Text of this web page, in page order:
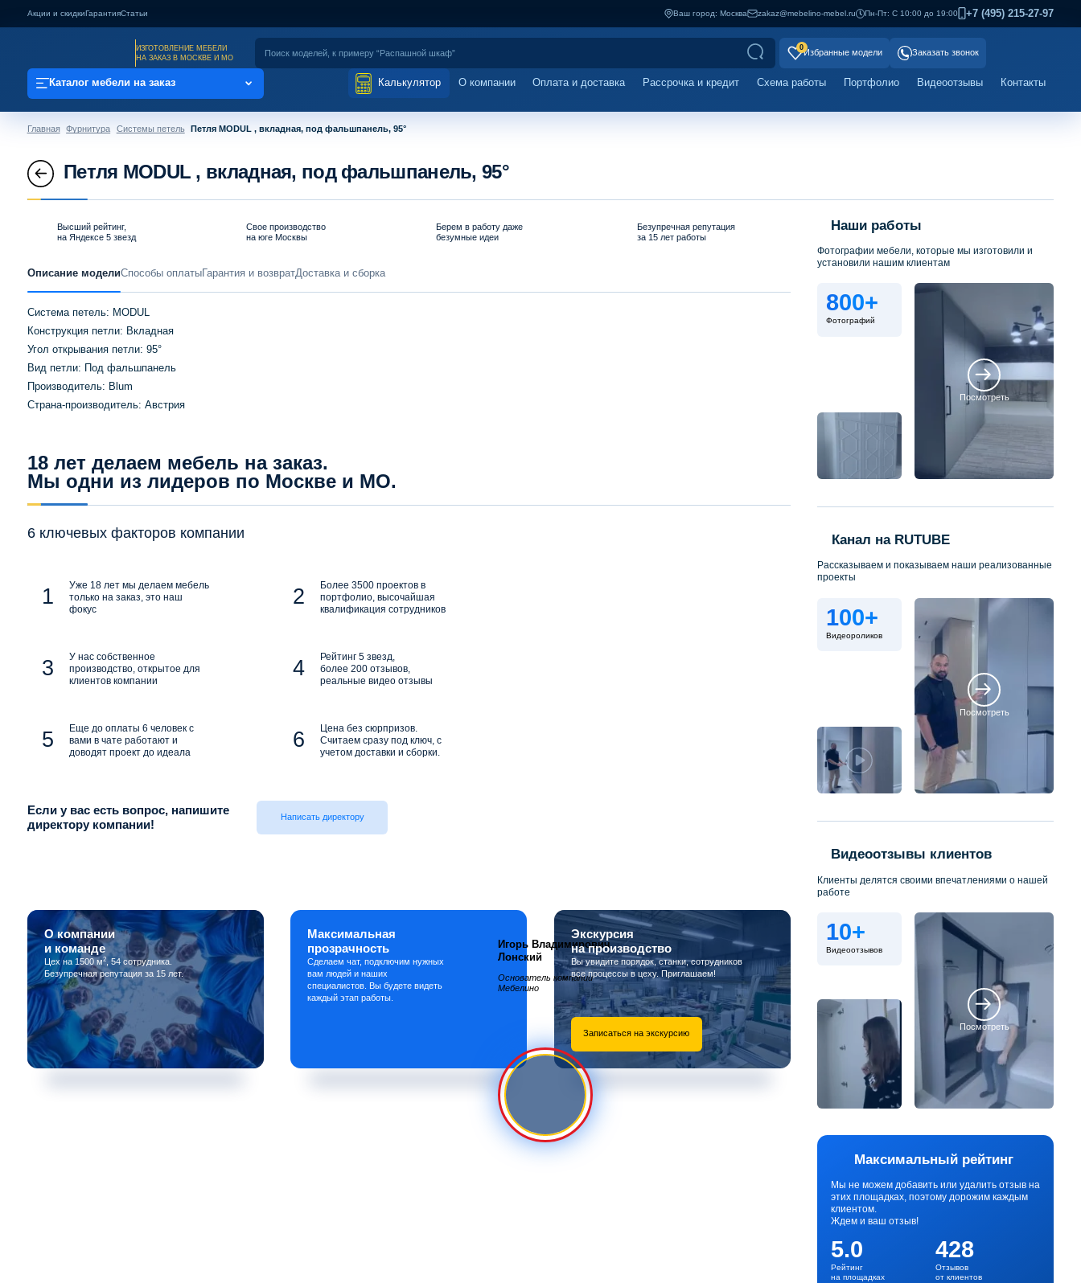
Акции и скидкиГарантияСтатьи Ваш город: Москва zakaz@mebelino-mebel.ru Пн-Пт: С 10:00 до 19:00 +7 (495) 215-27-97
ИЗГОТОВЛЕНИЕ МЕБЕЛИ
НА ЗАКАЗ В МОСКВЕ И МО
0
Избранные модели Заказать звонок
Каталог мебели на заказ Калькулятор О компании Оплата и доставка Рассрочка и кредит Схема работы Портфолио Видеоотзывы Контакты
Главная Фурнитура Системы петель Петля MODUL , вкладная, под фальшпанель, 95°
Петля MODUL , вкладная, под фальшпанель, 95°
Высший рейтинг,
на Яндексе 5 звезд
Свое производство
на юге Москвы
Берем в работу даже
безумные идеи
Безупречная репутация
за 15 лет работы
Описание модели Способы оплатыГарантия и возвратДоставка и сборка
Система петель: MODUL
Конструкция петли: Вкладная
Угол открывания петли: 95°
Вид петли: Под фальшпанель
Производитель: Blum
Страна-производитель: Австрия
18 лет делаем мебель на заказ.
Мы одни из лидеров по Москве и МО.
6 ключевых факторов компании
Уже 18 лет мы делаем мебель
только на заказ, это наш
фокус
Более 3500 проектов в
портфолио, высочайшая
квалификация сотрудников
У нас собственное
производство, открытое для
клиентов компании
Рейтинг 5 звезд,
более 200 отзывов,
реальные видео отзывы
Еще до оплаты 6 человек с
вами в чате работают и
доводят проект до идеала
Цена без сюрпризов.
Считаем сразу под ключ, с
учетом доставки и сборки.
Если у вас есть вопрос, напишите
директору компании!
Написать директору
Игорь Владимирович
Лонский
Основатель компании
Мебелино
О компании
и команде
Цех на 1500 м2, 54 сотрудника.
Безупречная репутация за 15 лет.
Максимальная
прозрачность
Сделаем чат, подключим нужных
вам людей и наших
специалистов. Вы будете видеть
каждый этап работы.
Экскурсия
на производство
Вы увидите порядок, станки, сотрудников
все процессы в цеху. Приглашаем!
Записаться на экскурсию
Наши работы
Фотографии мебели, которые мы изготовили и
установили нашим клиентам
800+
Фотографий
Посмотреть
Канал на RUTUBE
Рассказываем и показываем наши реализованные
проекты
100+
Видеороликов
Посмотреть
Видеоотзывы клиентов
Клиенты делятся своими впечатлениями о нашей
работе
10+
Видеоотзывов
Посмотреть
Максимальный рейтинг
Мы не можем добавить или удалить отзыв на
этих площадках, поэтому дорожим каждым
клиентом.
Ждем и ваш отзыв!
5.0
Рейтинг
на площадках
428
Отзывов
от клиентов